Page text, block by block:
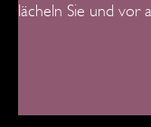
lächeln Sie und vor